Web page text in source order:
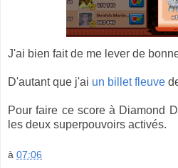
J'ai bien fait de me lever de
D'autant que j'ai un billet fleuve
Pour faire ce score à Diamond
les deux superpouvoirs activés.
à 07:06